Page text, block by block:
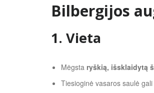
Bilbergijos
1. Vieta
Mėgsta ryškią, išsklaidytą
Tiesioginė vasaros saulė